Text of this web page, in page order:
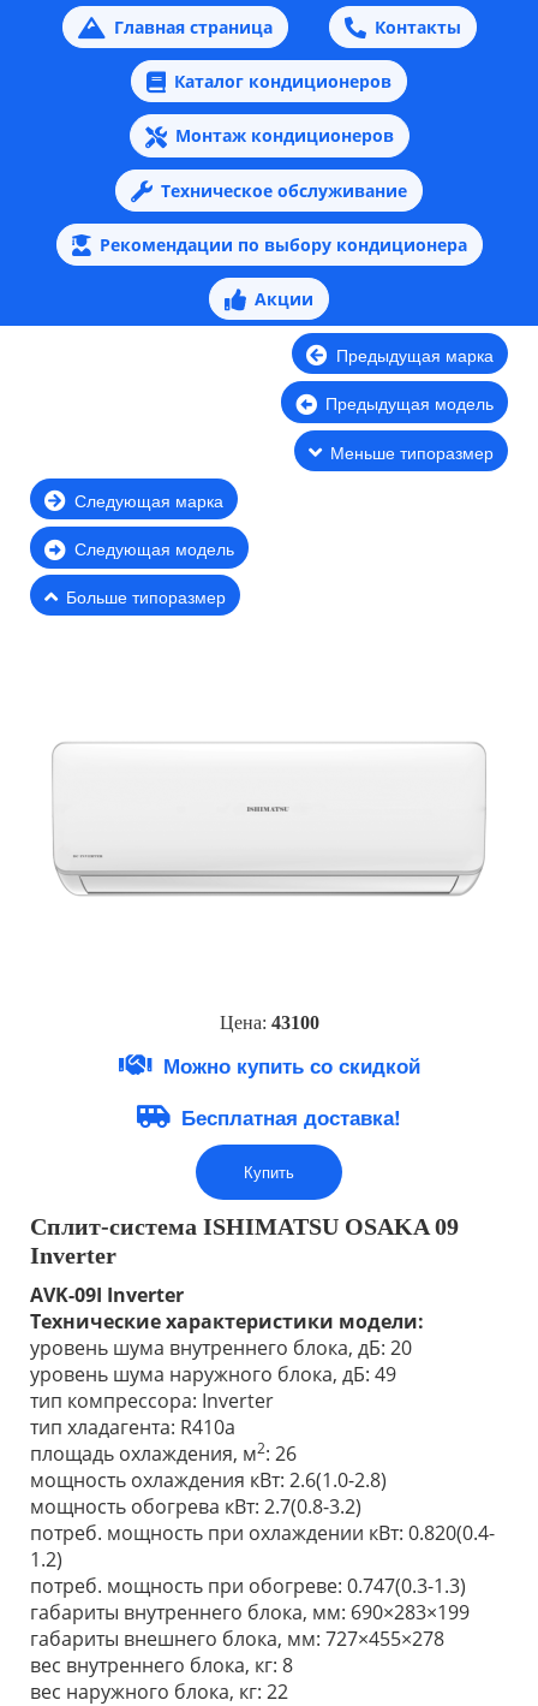
Главная страница Контакты
Каталог кондиционеров
Монтаж кондиционеров
Техническое обслуживание
Рекомендации по выбору кондиционера
Акции
Предыдущая марка
Предыдущая модель
Меньше типоразмер
Следующая марка
Следующая модель
Больше типоразмер
Цена: 43100
Можно купить со скидкой
Бесплатная доставка!
Купить
Сплит-система ISHIMATSU OSAKA 09
Inverter
AVK-09I Inverter
Технические характеристики модели:
уровень шума внутреннего блока, дБ: 20
уровень шума наружного блока, дБ: 49
тип компрессора: Inverter
тип хладагента: R410а
площадь охлаждения, м2: 26
мощность охлаждения кВт: 2.6(1.0-2.8)
мощность обогрева кВт: 2.7(0.8-3.2)
потреб. мощность при охлаждении кВт: 0.820(0.4-
1.2)
потреб. мощность при обогреве: 0.747(0.3-1.3)
габариты внутреннего блока, мм: 690×283×199
габариты внешнего блока, мм: 727×455×278
вес внутреннего блока, кг: 8
вес наружного блока, кг: 22